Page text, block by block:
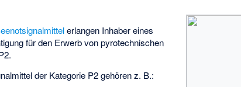
erlangen Inhaber eines
für den Erwerb von pyrotechnischen
der Kategorie P2 gehören z. B.: